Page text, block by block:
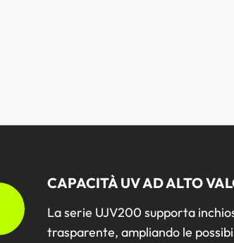
CAPACITÀ UV AD ALTO
La serie UJV200 supporta
trasparente, ampliando le